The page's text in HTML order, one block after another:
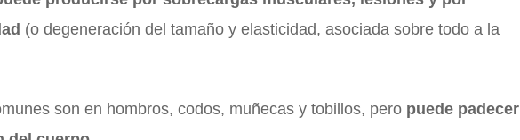
(o degeneración del tamaño y elasticidad, asociada sobre todo a la
son en hombros, codos, muñecas y tobillos, pero puede padecer